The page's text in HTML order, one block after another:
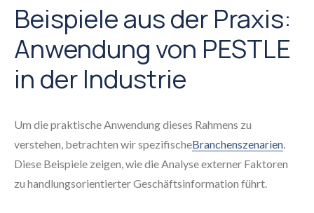
Beispiele aus der Praxis:
Anwendung von PESTLE
in der Industrie
Um die praktische Anwendung dieses Rahmens zu
verstehen, betrachten wir spezifischeBranchenszenarien
Diese Beispiele zeigen, wie die Analyse externer Faktoren
zu handlungsorientierter Geschäftsinformation führt.